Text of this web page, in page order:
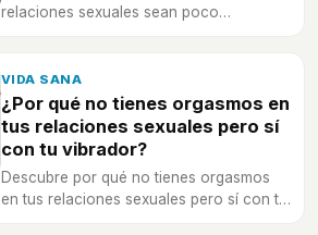
relaciones sexuales sean poco
VIDA SANA
¿Por qué no tienes orgasmos en
tus relaciones sexuales pero sí
con tu vibrador?
Descubre por qué no tienes orgasmos
en tus relaciones sexuales pero sí con tu